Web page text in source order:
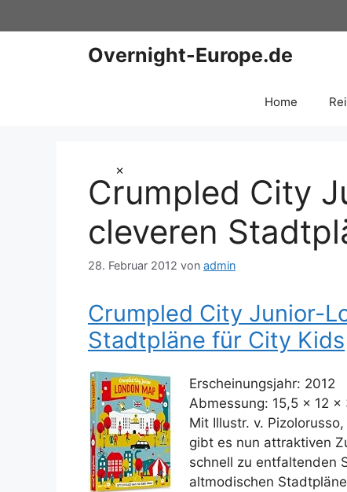
×
Inhalt
Overnight-Europe.de
Home
Crumpled City
cleveren
28. Februar 2012 von admin
Crumpled City Junior-
Stadtpläne für City Kids
Erscheinungsjahr: 2012
Abmessung: 15,5 x 12 x
Mit Illustr. v.
gibt es nun attraktiven
schnell zu entfaltenden
altmodischen